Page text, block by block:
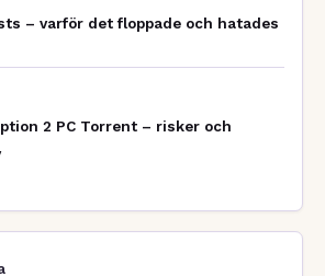
– varför det floppade och hatades
2 PC Torrent – risker och